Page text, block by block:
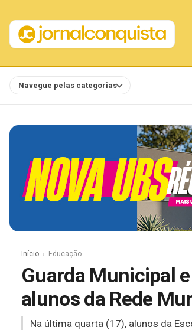
Navegue pelas categorias
Início Educação
Guarda Municipal
alunos da Rede
Na última quarta (17), alunos da